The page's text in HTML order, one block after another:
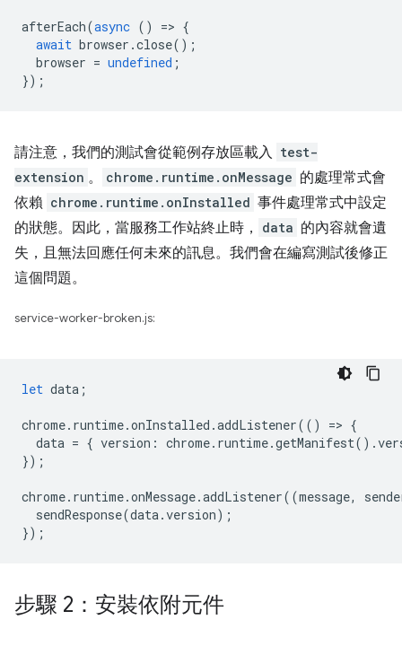
afterEach(async () => {
await browser .close();
browser = undefined ;
});
請注意，我們的測試會從範例存放區載入 test-
extension 。 chrome.runtime.onMessage 的處理常式會
依賴 chrome.runtime.onInstalled 事件處理常式中設定
的狀態。因此，當服務工作站終止時，
data 的內容就會遺
失，且無法回應任何未來的訊息。我們會在編寫測試後修正
這個問題。
service-worker-broken.js:
let data ;
chrome. runtime.onInstalled .addListener(() => {
data = { version : chrome. runtime.getManifest().
});
chrome. runtime.onMessage.addListener((message,
sendResponse(data.version);
});
步驟 2：安裝依附元件